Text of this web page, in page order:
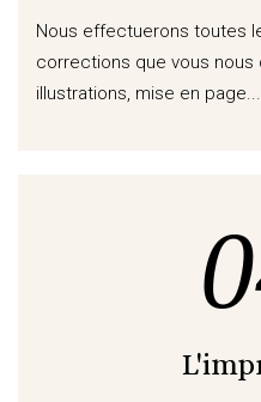
Nous effectuerons toutes
corrections que vous nous
illustrations, mise en page...